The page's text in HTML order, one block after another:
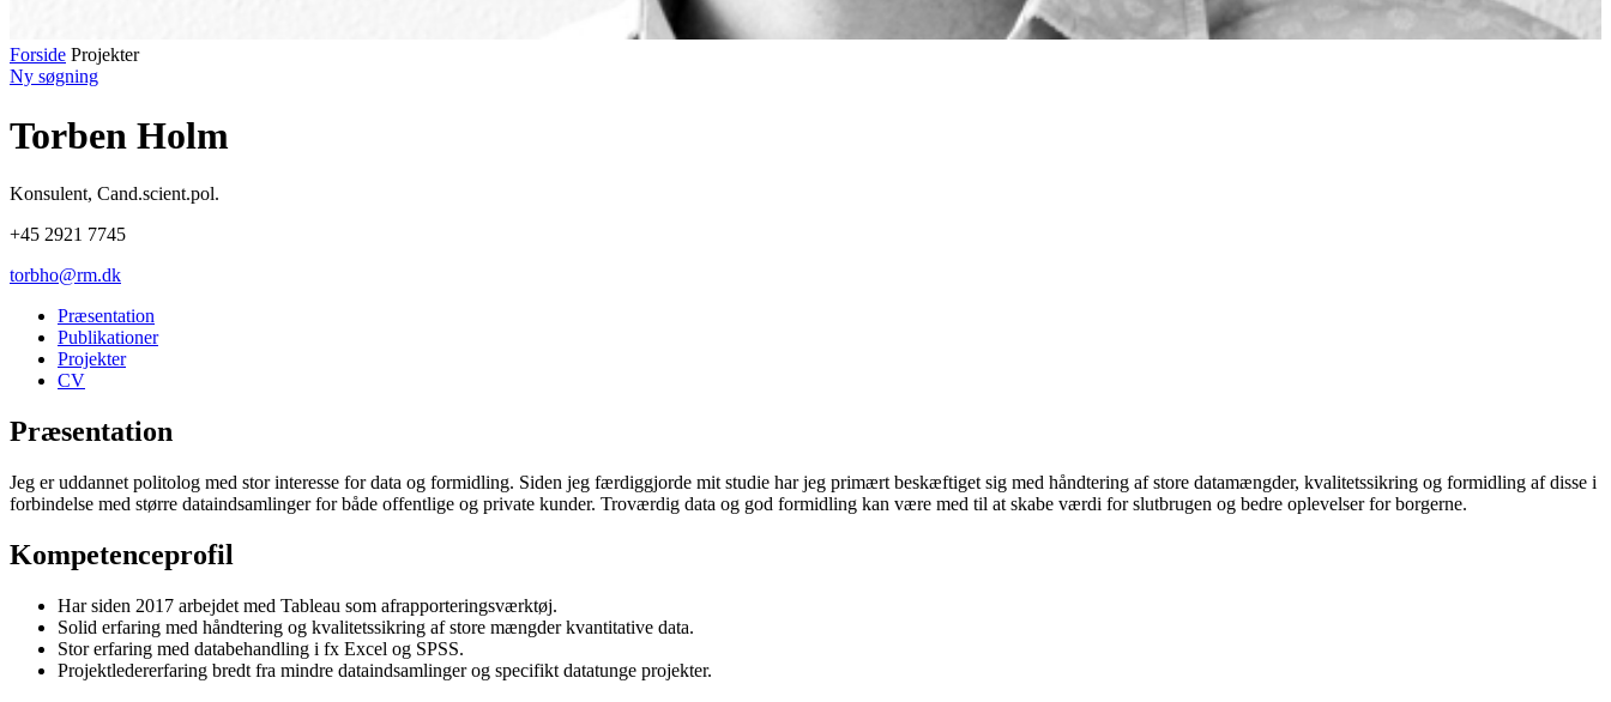
Forside Projekter
Ny søgning
Torben Holm
Konsulent, Cand.scient.pol.
+45 2921 7745
torbho@rm.dk
Præsentation
Publikationer
Projekter
CV
Præsentation
Jeg er uddannet politolog med stor interesse for data og formidling. Siden jeg færdiggjorde mit studie har jeg primært beskæftiget sig med håndtering af store datamængder, kvalitetssikring og formidling af disse i
forbindelse med større dataindsamlinger for både offentlige og private kunder. Troværdig data og god formidling kan være med til at skabe værdi for slutbrugen og bedre oplevelser for borgerne.
Kompetenceprofil
Har siden 2017 arbejdet med Tableau som afrapporteringsværktøj.
Solid erfaring med håndtering og kvalitetssikring af store mængder kvantitative data.
Stor erfaring med databehandling i fx Excel og SPSS.
Projektledererfaring bredt fra mindre dataindsamlinger og specifikt datatunge projekter.